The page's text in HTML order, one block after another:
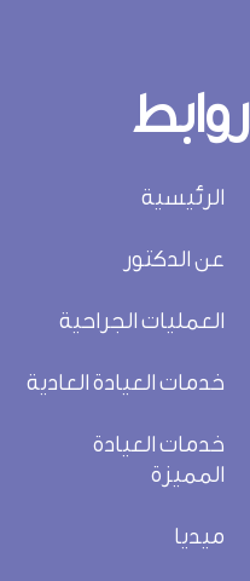
روابط
الرئيسية
عن الدكتور
العمليات الجراحية
خدمات العيادة العادية
خدمات العيادة
المميزة
ميديا